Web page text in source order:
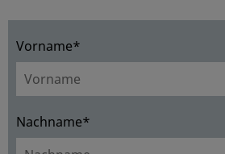
Vorname*
Nachname*